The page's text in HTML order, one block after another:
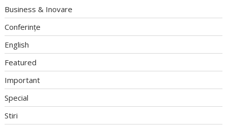
Business & Inovare
Conferințe
English
Featured
Important
Special
Stiri